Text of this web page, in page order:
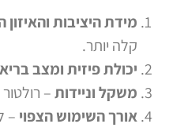
מידת היציבות והאיזון
קלה יותר.
יכולת פיזית ומצב
משקל וניידות–
אורך השימוש הצפוי –